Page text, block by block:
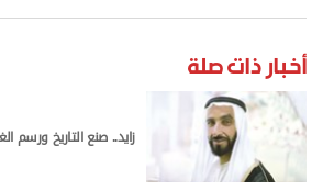
أخبار ذات صلة
زايد.. صنع التاريخ ورسم